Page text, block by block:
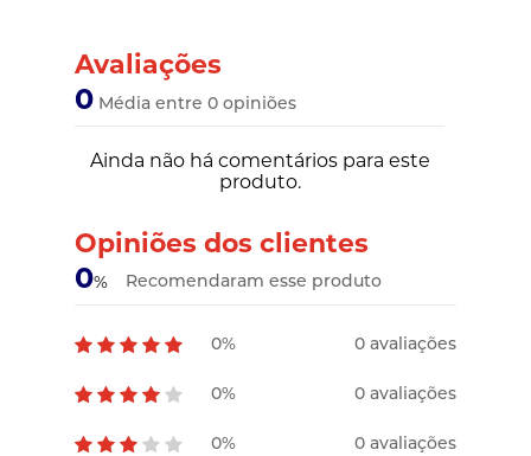
Avaliações
0 Média entre 0 opiniões
Ainda não há comentários para este
produto.
Opiniões dos clientes
0% Recomendaram esse produto
0% 0 avaliações
0% 0 avaliações
0% 0 avaliações